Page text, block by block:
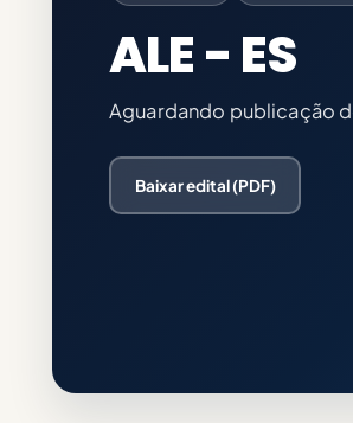
ALE - ES
Aguardando publicação
Baixar edital (PDF)